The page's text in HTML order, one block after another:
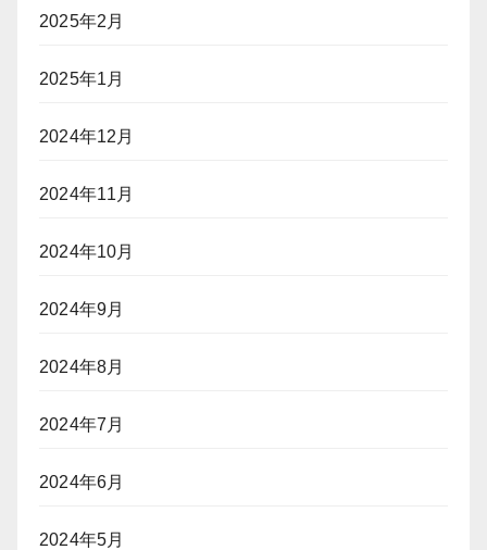
2025年2月
2025年1月
2024年12月
2024年11月
2024年10月
2024年9月
2024年8月
2024年7月
2024年6月
2024年5月